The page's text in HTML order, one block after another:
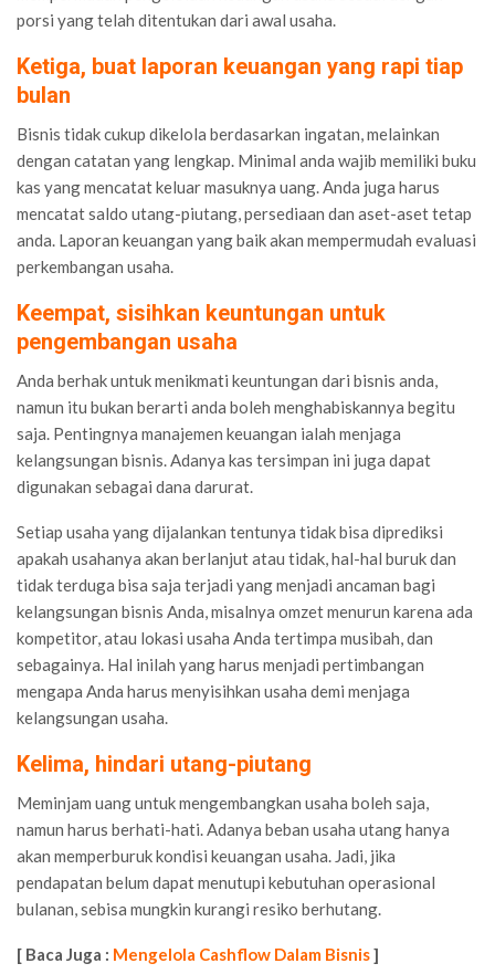
porsi yang telah ditentukan dari awal usaha.
Ketiga, buat laporan keuangan yang rapi tiap
bulan
Bisnis tidak cukup dikelola berdasarkan ingatan, melainkan
dengan catatan yang lengkap. Minimal anda wajib memiliki buku
kas yang mencatat keluar masuknya uang. Anda juga harus
mencatat saldo utang-piutang, persediaan dan aset-aset tetap
anda. Laporan keuangan yang baik akan mempermudah evaluasi
perkembangan usaha.
Keempat, sisihkan keuntungan untuk
pengembangan usaha
Anda berhak untuk menikmati keuntungan dari bisnis anda,
namun itu bukan berarti anda boleh menghabiskannya begitu
saja. Pentingnya manajemen keuangan ialah menjaga
kelangsungan bisnis. Adanya kas tersimpan ini juga dapat
digunakan sebagai dana darurat.
Setiap usaha yang dijalankan tentunya tidak bisa diprediksi
apakah usahanya akan berlanjut atau tidak, hal-hal buruk dan
tidak terduga bisa saja terjadi yang menjadi ancaman bagi
kelangsungan bisnis Anda, misalnya omzet menurun karena ada
kompetitor, atau lokasi usaha Anda tertimpa musibah, dan
sebagainya. Hal inilah yang harus menjadi pertimbangan
mengapa Anda harus menyisihkan usaha demi menjaga
kelangsungan usaha.
Kelima, hindari utang-piutang
Meminjam uang untuk mengembangkan usaha boleh saja,
namun harus berhati-hati. Adanya beban usaha utang hanya
akan memperburuk kondisi keuangan usaha. Jadi, jika
pendapatan belum dapat menutupi kebutuhan operasional
bulanan, sebisa mungkin kurangi resiko berhutang.
[ Baca Juga : Mengelola Cashflow Dalam Bisnis]